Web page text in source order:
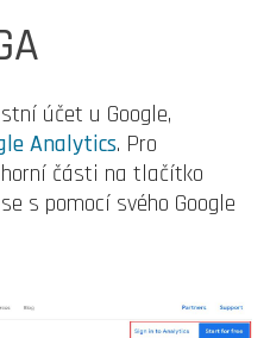
účet u Google,
Analytics. Pro
části na tlačítko
s pomocí svého Google